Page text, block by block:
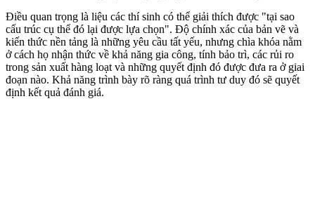
Điều quan trọng là liệu các thí sinh có thể giải thích được "tại sao
cấu trúc cụ thể đó lại được lựa chọn". Độ chính xác của bản vẽ và
kiến thức nền tảng là những yêu cầu tất yếu, nhưng chìa khóa nằm
ở cách họ nhận thức về khả năng gia công, tính bảo trì, các rủi ro
trong sản xuất hàng loạt và những quyết định đó được đưa ra ở giai
đoạn nào. Khả năng trình bày rõ ràng quá trình tư duy đó sẽ quyết
định kết quả đánh giá.